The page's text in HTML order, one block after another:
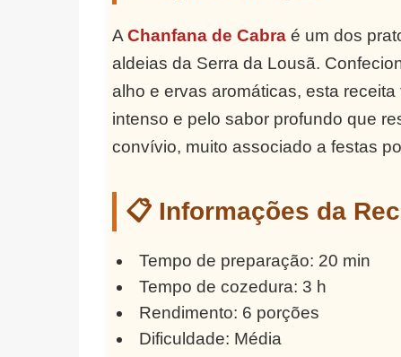
A Chanfana de Cabraé um dos
aldeias da Serra da Lousã.
alho e ervas aromáticas, esta
intenso e pelo sabor profundo que
convívio, muito associado a festas
📋 Informações da
Tempo de preparação: 20 min
Tempo de cozedura: 3 h
Rendimento: 6 porções
Dificuldade: Média